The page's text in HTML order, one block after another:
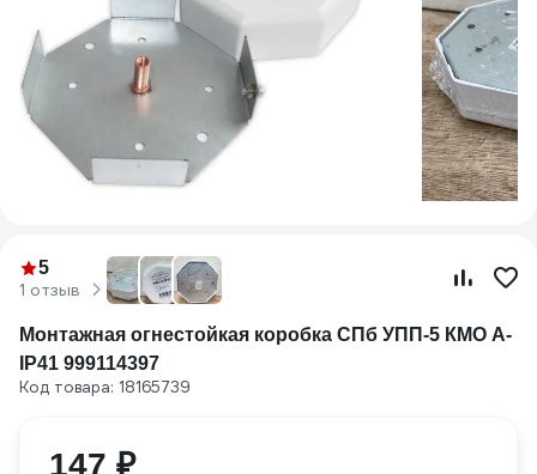
5
1 отзыв
Монтажная огнестойкая коробка СПб УПП-5 КМО А-
IP41 999114397
Код товара: 18165739
147 ₽